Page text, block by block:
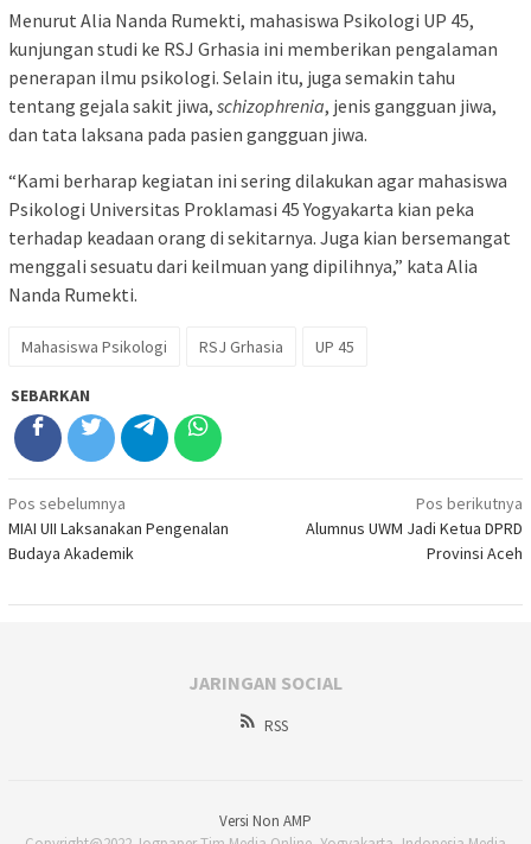
Menurut Alia Nanda Rumekti, mahasiswa Psikologi UP 45,
kunjungan studi ke RSJ Grhasia ini memberikan pengalaman
penerapan ilmu psikologi. Selain itu, juga semakin tahu
tentang gejala sakit jiwa, schizophrenia, jenis gangguan jiwa,
dan tata laksana pada pasien gangguan jiwa.
“Kami berharap kegiatan ini sering dilakukan agar mahasiswa
Psikologi Universitas Proklamasi 45 Yogyakarta kian peka
terhadap keadaan orang di sekitarnya. Juga kian bersemangat
menggali sesuatu dari keilmuan yang dipilihnya,” kata Alia
Nanda Rumekti.
Mahasiswa Psikologi RSJ Grhasia UP 45
SEBARKAN
Navigasi
pos
Pos sebelumnya
MIAI UII Laksanakan Pengenalan
Budaya Akademik
Pos berikutnya
Alumnus UWM Jadi Ketua DPRD
Provinsi Aceh
JARINGAN SOCIAL
RSS
Versi Non AMP